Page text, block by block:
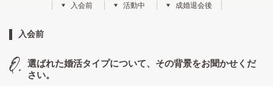
入会前 活動中 成婚退会後
入会前
選ばれた婚活タイプについて、その背景をお聞かせくだ
さい。